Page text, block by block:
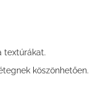
textúrákat.
köszönhetően.